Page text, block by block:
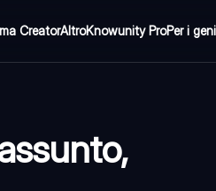
CreatorAltroKnowunity ProPer i